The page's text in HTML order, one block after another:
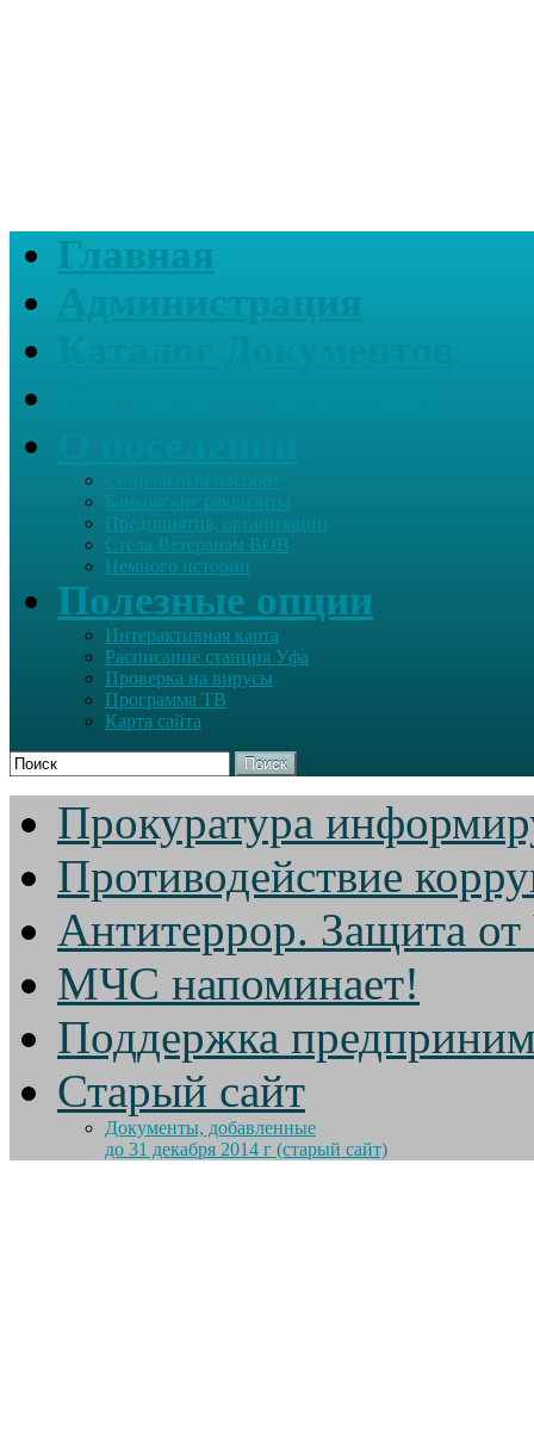
Главная
Банковские реквизиты
Предприятия, организации
Стела Ветеранам ВОВ
Немного истории
Полезные опции
Интерактивная карта
Расписание станция Уфа
Проверка на вирусы
Программа ТВ
Карта сайта
Поиск
Прокуратура
Противодействие
Антитеррор. Защита
МЧС напоминает!
Поддержка
Старый сайт
Документы, добавленные
до 31 декабря 2014 г (старый сайт)